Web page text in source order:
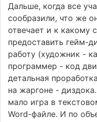
Дальше, когда все
сообразили, что же
отвечает и к какому
предоставить гейм-
работу (художник -
программер - код
детальная
на жаргоне -
мало игра в
Word-файле. И по